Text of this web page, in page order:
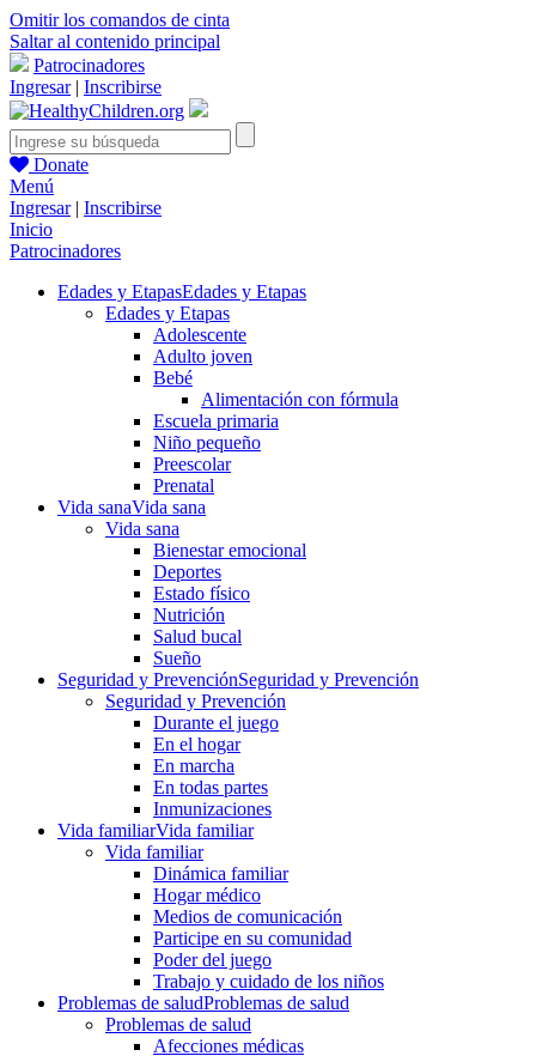
Omitir los comandos de cinta
Saltar al contenido principal
Patrocinadores
Ingresar| Inscribirse
Donate
Menú
Ingresar| Inscribirse
Inicio
Patrocinadores
Edades y EtapasEdades y Etapas
Edades y Etapas
Adolescente
Adulto joven
Bebé
Alimentación con fórmula
Escuela primaria
Niño pequeño
Preescolar
Prenatal
Vida sanaVida sana
Vida sana
Bienestar emocional
Deportes
Estado físico
Nutrición
Salud bucal
Sueño
Seguridad y PrevenciónSeguridad y Prevención
Seguridad y Prevención
Durante el juego
En el hogar
En marcha
En todas partes
Inmunizaciones
Vida familiarVida familiar
Vida familiar
Dinámica familiar
Hogar médico
Medios de comunicación
Participe en su comunidad
Poder del juego
Trabajo y cuidado de los niños
Problemas de saludProblemas de salud
Problemas de salud
Afecciones médicas